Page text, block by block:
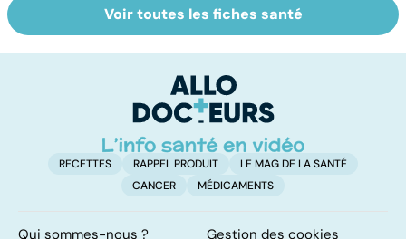
Sexualité,
infertilité et
Le sperme : son
odeur, sa couleur,
Voir toutes les fiches santé
RECETTES RAPPEL PRODUIT
LE MAG DE LA SANTÉ
CANCER
MÉDICAMENTS
Qui sommes-nous ? Gestion des cookies